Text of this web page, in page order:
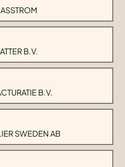
B.V.
B.V.
SWEDEN AB